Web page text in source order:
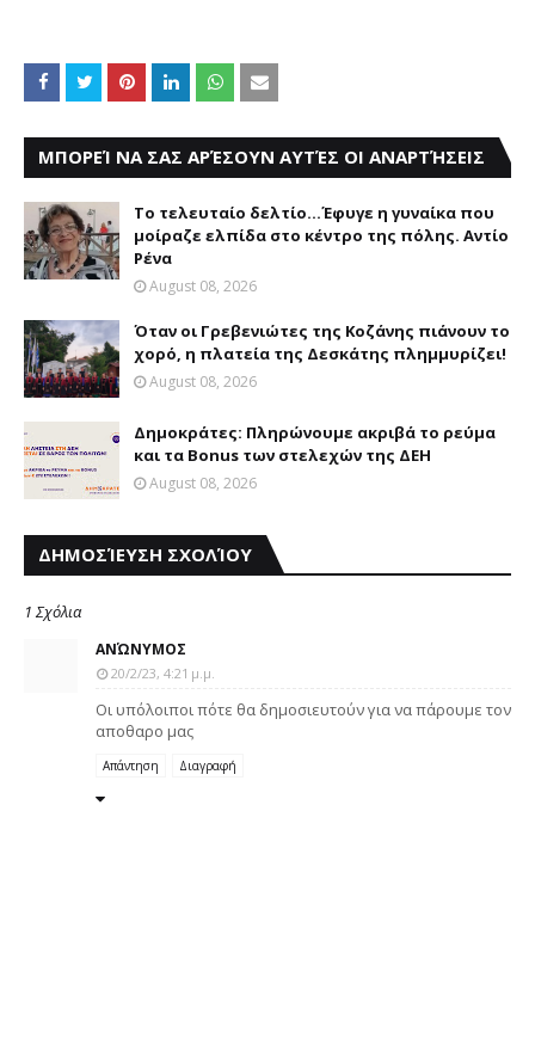
ΜΠΟΡΕΊ ΝΑ ΣΑΣ ΑΡΈΣΟΥΝ ΑΥΤΈΣ ΟΙ ΑΝΑΡΤΉΣΕΙΣ
Το τελευταίο δελτίο...Έφυγε η γυναίκα που
μοίραζε ελπίδα στο κέντρο της πόλης. Αντίο
Ρένα
August 08, 2026
Όταν οι Γρεβενιώτες της Κοζάνης πιάνουν το
χορό, η πλατεία της Δεσκάτης πλημμυρίζει!
August 08, 2026
Δημοκράτες: Πληρώνουμε ακριβά το ρεύμα
και τα Bonus των στελεχών της ΔΕΗ
August 08, 2026
ΔΗΜΟΣΊΕΥΣΗ ΣΧΟΛΊΟΥ
1 Σχόλια
ΑΝΏΝΥΜΟΣ
20/2/23, 4:21 μ.μ.
Οι υπόλοιποι πότε θα δημοσιευτούν για να πάρουμε τον
αποθαρο μας
Απάντηση Διαγραφή